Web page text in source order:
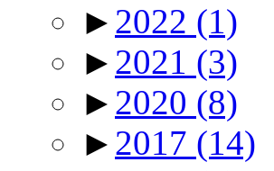
► 2022 (1)
► 2021 (3)
► 2020 (8)
► 2017 (14)